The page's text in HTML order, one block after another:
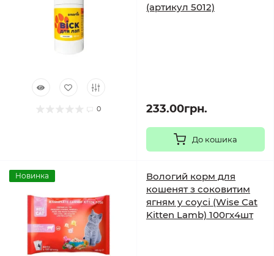
0
(артикул 5012)
233.00грн.
До кошика
Новинка
Вологий корм для
кошенят з соковитим
ягням у соусі (Wise Cat
Kitten Lamb) 100гх4шт